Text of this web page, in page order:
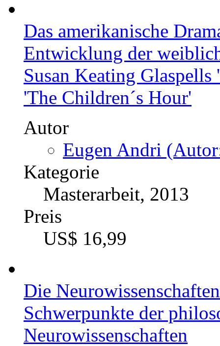
Das amerikanische
Entwicklung der
Susan Keating
'The Children´s Hour'
Autor
Eugen Andri
Kategorie
Masterarbeit, 2013
Preis
US$ 16,99
Die
Schwerpunkte der
Neurowissenschaften